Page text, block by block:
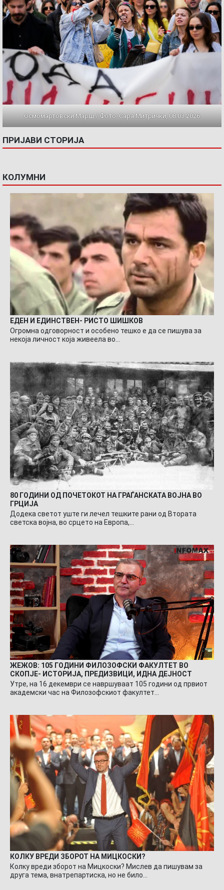
Осмомартовски Марш / Фото: Сара Митрички, 08.03.2026
ПРИЈАВИ СТОРИЈА
КОЛУМНИ
ЕДЕН И ЕДИНСТВЕН- РИСТО ШИШКОВ
Огромна одговорност и особено тешко е да се пишува за
некоја личност која живеела во…
80 ГОДИНИ ОД ПОЧЕТОКОТ НА ГРАЃАНСКАТА ВОЈНА ВО
ГРЦИЈА
Додека светот уште ги лечел тешките рани од Втората
светска војна, во срцето на Европа,…
ЖЕЖОВ: 105 ГОДИНИ ФИЛОЗОФСКИ ФАКУЛТЕТ ВО
СКОПЈЕ- ИСТОРИЈА, ПРЕДИЗВИЦИ, ИДНА ДЕЈНОСТ
Утре, на 16 декември се навршуваат 105 години од првиот
академски час на Филозофскиот факултет…
КОЛКУ ВРЕДИ ЗБОРОТ НА МИЦКОСКИ?
Колку вреди зборот на Мицкоски? Мислев да пишувам за
друга тема, внатрепартиска, но не било…